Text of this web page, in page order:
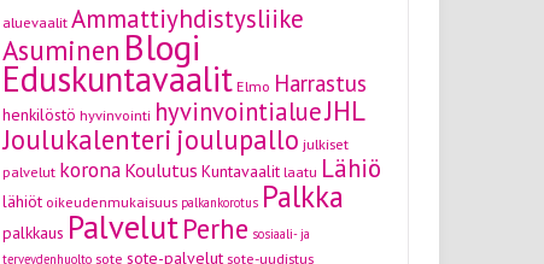
aluevaalit Ammattiyhdistysliike
Asuminen Blogi
Eduskuntavaalit Elmo Harrastus
henkilöstö hyvinvointi hyvinvointialueJHL
Joulukalenteri joulupallo julkiset
palvelut korona Koulutus Kuntavaalit laatu Lähiö
lähiöt oikeudenmukaisuus palkankorotus Palkka
palkkaus PalvelutPerhe sosiaali- ja
terveydenhuolto sote sote-palvelut sote-uudistus